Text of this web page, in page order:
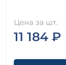
Цена за шт.
11 184 ₽